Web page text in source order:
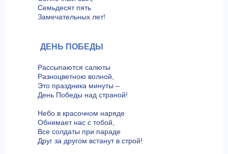
Семьдесят пять
Замечательных лет!
ДЕНЬ ПОБЕДЫ
Рассыпаются салюты
Разноцветною волной,
Это праздника минуты –
День Победы над страной!
Небо в красочном наряде
Обнимает нас с тобой,
Все солдаты при параде
Друг за другом встанут в строй!